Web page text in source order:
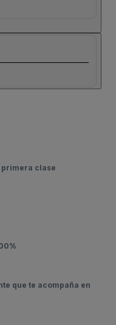
primera clase
que te acompaña en